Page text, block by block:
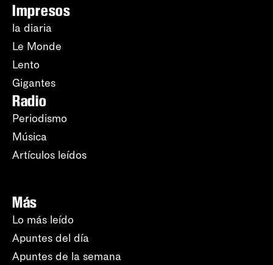
Impresos
la diaria
Le Monde
Lento
Gigantes
Radio
Periodismo
Música
Artículos leídos
Más
Lo más leído
Apuntes del día
Apuntes de la semana